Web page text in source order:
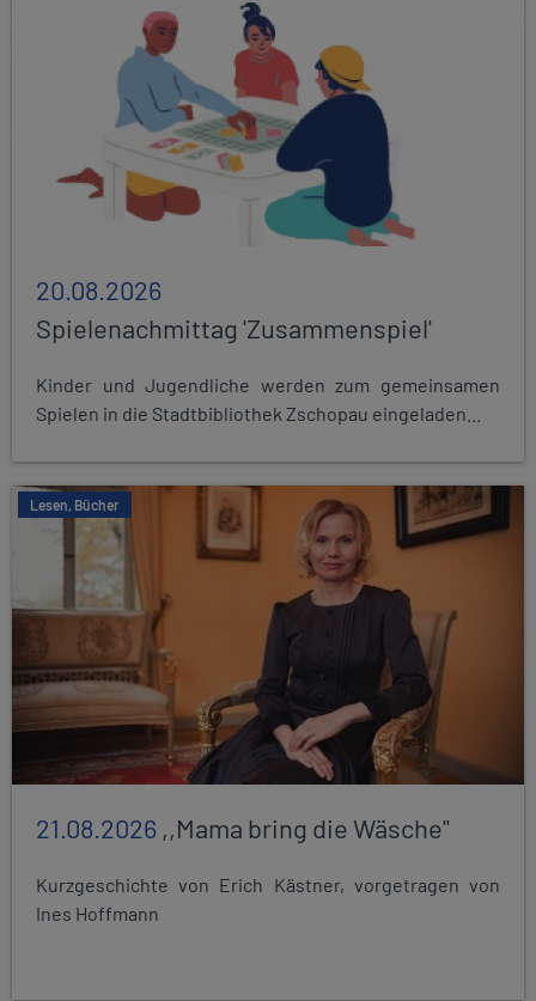
20.08.2026
Spielenachmittag 'Zusammenspiel'
Kinder und Jugendliche werden zum gemeinsamen
Spielen in die Stadtbibliothek Zschopau eingeladen...
Lesen, Bücher
21.08.2026 ,,Mama bring die Wäsche"
Kurzgeschichte von Erich Kästner, vorgetragen von
Ines Hoffmann